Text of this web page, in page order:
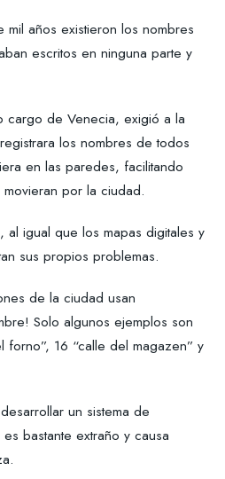
años existieron los nombres
escritos en ninguna parte y
cargo de Venecia, exigió a la
los nombres de todos
en las paredes, facilitando
por la ciudad.
al igual que los mapas digitales y
sus propios problemas.
de la ciudad usan
Solo algunos ejemplos son
forno”, 16 “calle del magazen” y
un sistema de
bastante extraño y causa